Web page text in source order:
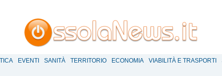
EVENTI SANITÀ TERRITORIO ECONOMIA VIABILITÀ E TRASPORTI